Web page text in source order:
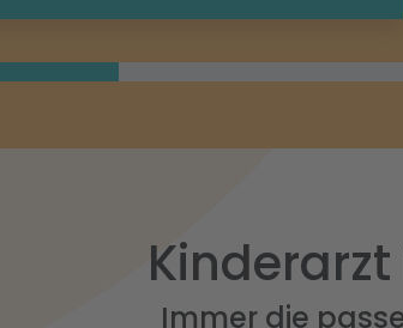
Immer die